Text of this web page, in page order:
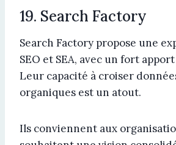
19. Search Factory
Search Factory propose une
SEO et SEA, avec un fort
Leur capacité à croiser
organiques est un atout.
Ils conviennent aux